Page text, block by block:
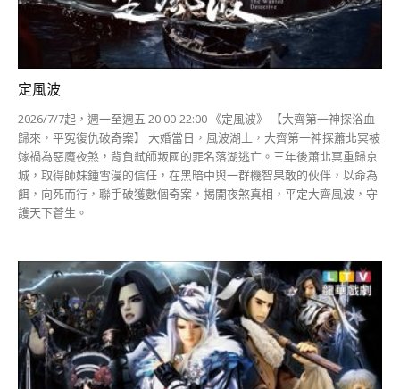
定風波
2026/7/7起，週一至週五 20:00-22:00 《定風波》 【大齊第一神探浴血
歸來，平冤復仇破奇案】 大婚當日，風波湖上，大齊第一神探蕭北冥被
嫁禍為惡魔夜煞，背負弒師叛國的罪名落湖逃亡。三年後蕭北冥重歸京
城，取得師妹鍾雪漫的信任，在黑暗中與一群機智果敢的伙伴，以命為
餌，向死而行，聯手破獲數個奇案，揭開夜煞真相，平定大齊風波，守
護天下蒼生。